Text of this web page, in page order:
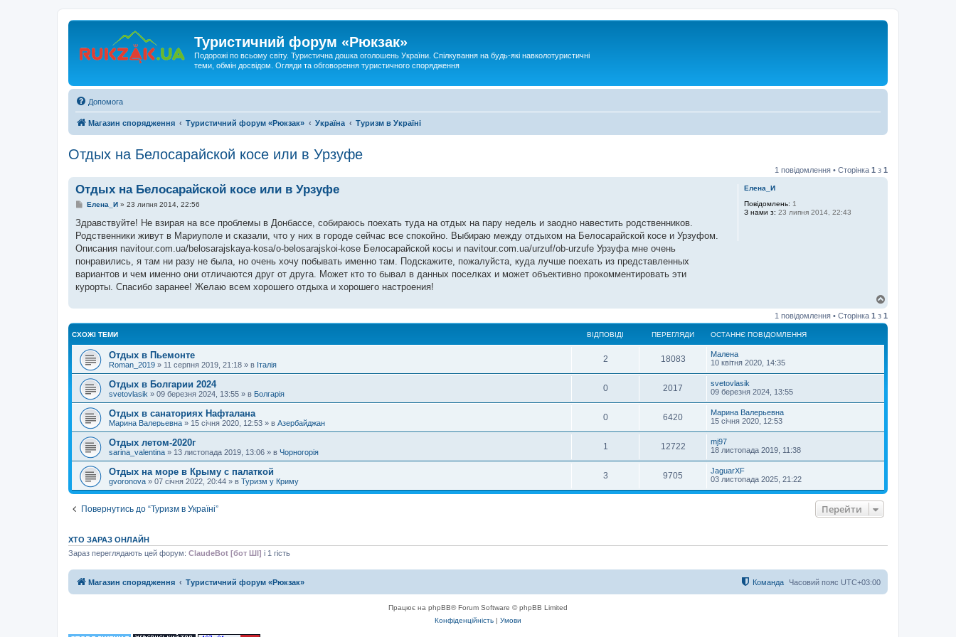
Туристичний форум «Рюкзак»
Подорожі по всьому світу. Туристична дошка оголошень України. Спілкування на будь-які навколотуристичні
теми, обмін досвідом. Огляди та обговорення туристичного спорядження
Допомога
Магазин спорядження Туристичний форум «Рюкзак» Україна Туризм в Україні
Отдых на Белосарайской косе или в Урзуфе
1 повідомлення • Сторінка 1 з 1
Елена_И
Повідомлень: 1
З нами з: 23 липня 2014, 22:43
Отдых на Белосарайской косе или в Урзуфе
П
в
д
о
л
е
н
н
Елена_И» 23 липня 2014, 22:56
Здравствуйте! Не взирая на все проблемы в Донбассе, собираюсь поехать туда на отдых на пару недель и заодно навестить родственников.
Родственники живут в Мариуполе и сказали, что у них в городе сейчас все спокойно. Выбираю между отдыхом на Белосарайской косе и Урзуфом.
Описания navitour.com.ua/belosarajskaya-kosa/o-belosarajskoi-kose Белосарайской косы и navitour.com.ua/urzuf/ob-urzufe Урзуфа мне очень
понравились, я там ни разу не была, но очень хочу побывать именно там. Подскажите, пожалуйста, куда лучше поехать из представленных
вариантов и чем именно они отличаются друг от друга. Может кто то бывал в данных поселках и может объективно прокомментировать эти
курорты. Спасибо заранее! Желаю всем хорошего отдыха и хорошего настроения!
г
о
1 повідомлення • Сторінка 1 з 1
СХОЖІ ТЕМИ ВІДПОВІДІ ПЕРЕГЛЯДИ ОСТАННЄ ПОВІДОМЛЕННЯ
Отдых в Пьемонте
Roman_2019 » 11 серпня 2019, 21:18 » в Італія
2 18083
Малена
10 квітня 2020, 14:35
Отдых в Болгарии 2024
svetovlasik » 09 березня 2024, 13:55 » в Болгарія
0 2017
svetovlasik
09 березня 2024, 13:55
Отдых в санаториях Нафталана
Марина Валерьевна » 15 січня 2020, 12:53 » в Азербайджан
0 6420
Марина Валерьевна
15 січня 2020, 12:53
Отдых летом-2020г
sarina_valentina » 13 листопада 2019, 13:06 » в Чорногорія
1 12722
mj97
18 листопада 2019, 11:38
Отдых на море в Крыму с палаткой
gvoronova » 07 січня 2022, 20:44 » в Туризм у Криму
3 9705
JaguarXF
03 листопада 2025, 21:22
Повернутись до “Туризм в Україні” Перейти
ХТО ЗАРАЗ ОНЛАЙН
Зараз переглядають цей форум: ClaudeBot [бот ШІ] і 1 гість
Магазин спорядження Туристичний форум «Рюкзак» Часовий пояс UTC+03:00
Команда
Працює на phpBB® Forum Software © phpBB Limited
Конфіденційність | Умови